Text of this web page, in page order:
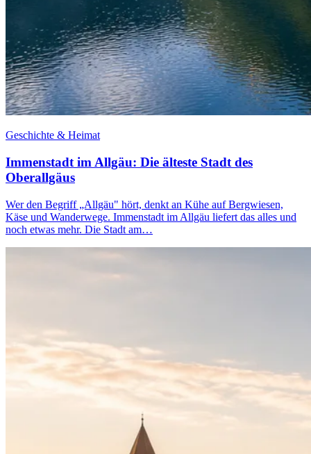
Geschichte & Heimat
Immenstadt im Allgäu: Die älteste Stadt des
Oberallgäus
Wer den Begriff „Allgäu" hört, denkt an Kühe auf Bergwiesen,
Käse und Wanderwege. Immenstadt im Allgäu liefert das alles und
noch etwas mehr. Die Stadt am…